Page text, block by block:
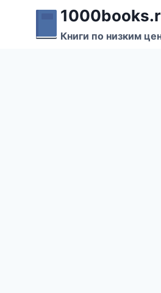
Перейти
содержимомуКниги по низким